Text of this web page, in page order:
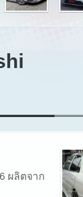
ผลิตจาก